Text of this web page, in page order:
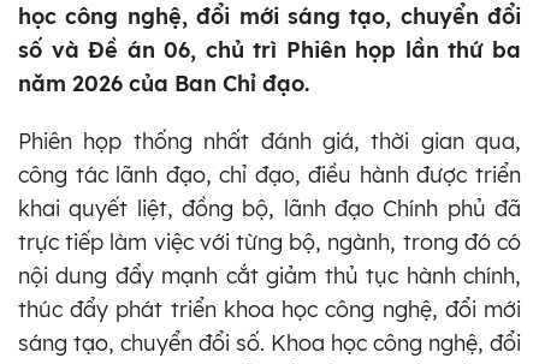
học công nghệ, đổi mới sáng tạo, chuyển đổi
số và Đề án 06, chủ trì Phiên họp lần thứ ba
năm 2026 của Ban Chỉ đạo.
Phiên họp thống nhất đánh giá, thời gian qua,
công tác lãnh đạo, chỉ đạo, điều hành được triển
khai quyết liệt, đồng bộ, lãnh đạo Chính phủ đã
trực tiếp làm việc với từng bộ, ngành, trong đó có
nội dung đẩy mạnh cắt giảm thủ tục hành chính,
thúc đẩy phát triển khoa học công nghệ, đổi mới
sáng tạo, chuyển đổi số. Khoa học công nghệ, đổi